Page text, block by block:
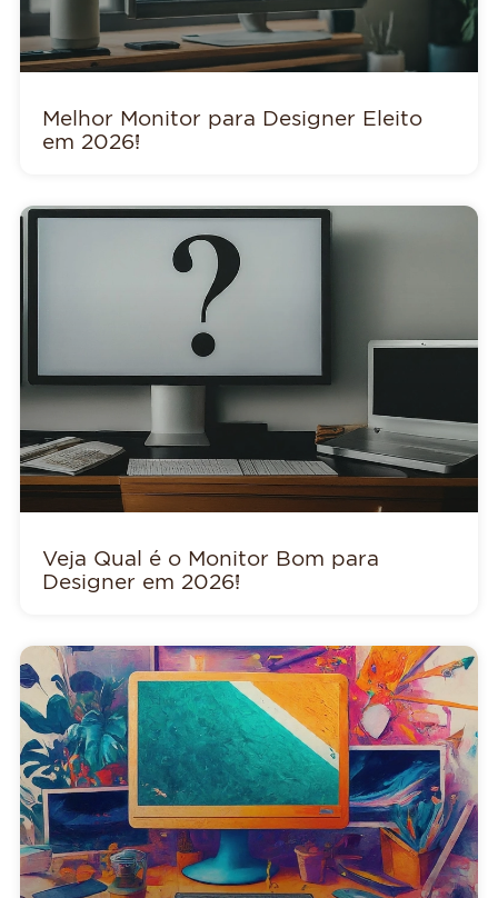
Melhor Monitor para Designer Eleito
em 2026!
Veja Qual é o Monitor Bom para
Designer em 2026!